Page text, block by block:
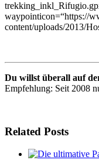
waypointicon=“https://
content/uploads/2013/
Du willst überall auf
Empfehlung: Seit 2008
Related Posts